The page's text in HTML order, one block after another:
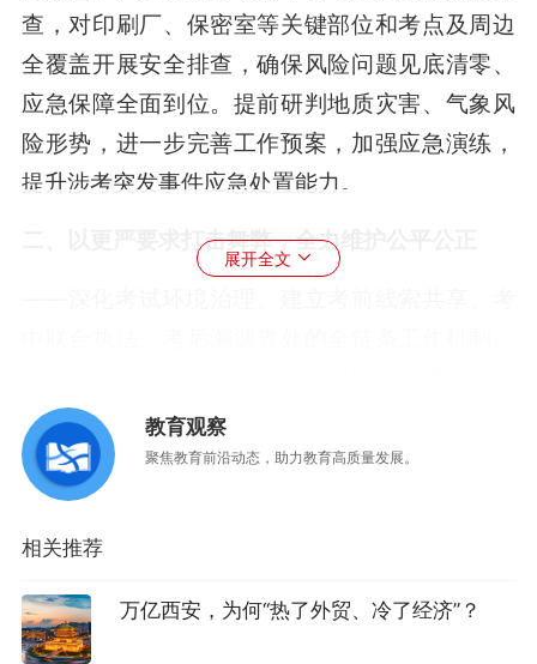
查，对印刷厂、保密室等关键部位和考点及周边
全覆盖开展安全排查，确保风险问题见底清零、
应急保障全面到位。提前研判地质灾害、气象风
险形势，进一步完善工作预案，加强应急演练，
提升涉考突发事件应急处置能力。
二、以更严要求打击舞弊，全力维护公平公正
考网络环境、净化考点周边环境、打击销售作弊
器材、打击替考作弊、治理涉考培训机构等专项
行动，依法严厉打击各类涉考违法犯罪活动，积
极营造和谐健康的考试环境。
——防范打击高科技舞弊。指导各地深化考生诚
信考试教育，进一步强化人防、物防、技防等措
展开全文
教育观察
聚焦教育前沿动态，助力教育高质量发展。
相关推荐
万亿西安，为何“热了外贸、冷了经济”？